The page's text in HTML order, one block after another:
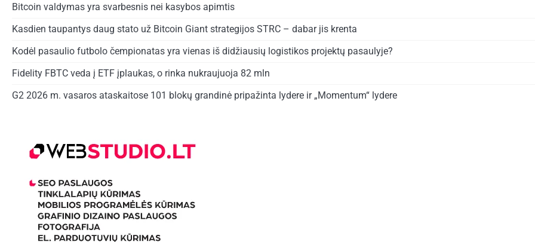
Bitcoin valdymas yra svarbesnis nei kasybos apimtis
Kasdien taupantys daug stato už Bitcoin Giant strategijos STRC – dabar jis krenta
Kodėl pasaulio futbolo čempionatas yra vienas iš didžiausių logistikos projektų pasaulyje?
Fidelity FBTC veda į ETF įplaukas, o rinka nukraujuoja 82 mln
G2 2026 m. vasaros ataskaitose 101 blokų grandinė pripažinta lydere ir „Momentum“ lydere